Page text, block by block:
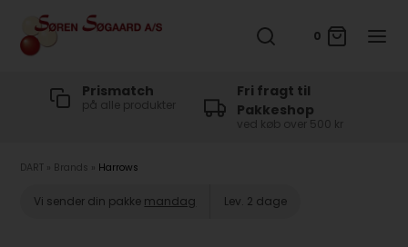
0
Prismatch
på alle produkter
Fri fragt til
Pakkeshop
ved køb over 500 kr
DART Brands Harrows
Vi sender din pakke mandag Lev. 2 dage